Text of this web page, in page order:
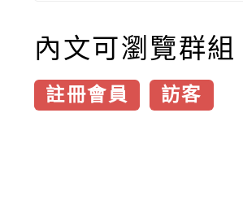
內文可瀏覽群組
註冊會員 訪客